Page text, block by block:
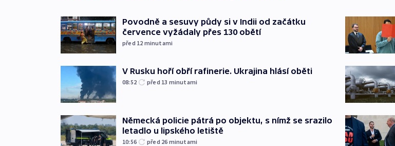
Povodně a sesuvy půdy si v Indii od začátku
července vyžádaly přes 130 obětí
před 12 minutami
V Rusku hoří obří rafinerie. Ukrajina hlásí oběti
08:52 před 13 minutami
Německá policie pátrá po objektu, s nímž se srazilo
letadlo u lipského letiště
10:56 před 26 minutami